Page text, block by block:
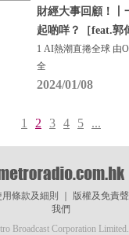
財經大事回顧！丨
起啲咩？［feat.郭
1 AI熱潮直捲全球 由
全
2024/01/08
1 2 3 4 5 ...
用條款及細則 版權及免責
我們
Broadcast Corporation